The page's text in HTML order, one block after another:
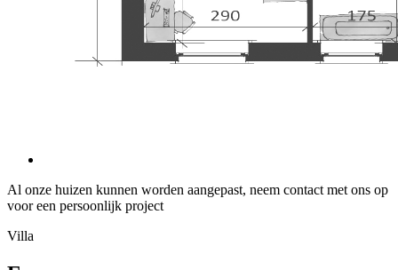
Al onze huizen kunnen worden aangepast, neem contact met ons op
voor een persoonlijk project
Villa